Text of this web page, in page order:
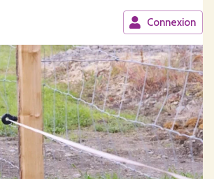
Connexion